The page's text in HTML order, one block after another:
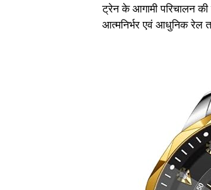
ट्रेन के आगामी परिचालन की
आत्मनिर्भर एवं आधुनिक रेल